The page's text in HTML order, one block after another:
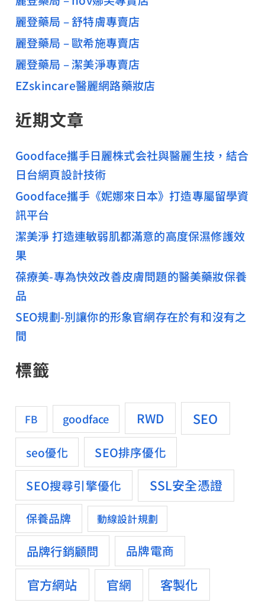
麗登藥局 – 舒特膚專賣店
麗登藥局 – 歐希施專賣店
麗登藥局 – 潔美淨專賣店
EZskincare醫麗網路藥妝店
近期文章
Goodface攜手日麗株式会社與醫麗生技，結合
日台網頁設計技術
Goodface攜手《妮娜來日本》打造專屬留學資
訊平台
潔美淨 打造連敏弱肌都滿意的高度保濕修護效
果
葆療美-專為快效改善皮膚問題的醫美藥妝保養
品
SEO規劃-別讓你的形象官網存在於有和沒有之
間
標籤
FB goodface RWD SEO
seo優化
SEO排序優化
SEO搜尋引擎優化
SSL安全憑證
保養品牌 動線設計規劃
品牌行銷顧問 品牌電商
官方網站 官網 客製化